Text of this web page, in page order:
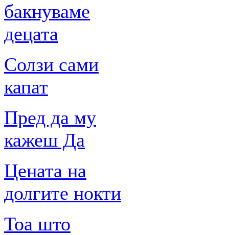
бакнуваме
децата
Солзи сами
капат
Пред да му
кажеш Да
Цената на
долгите нокти
Тоа што